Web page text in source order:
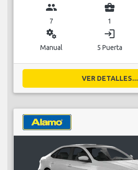
group
7
business_center
1
miscellaneous_services
Manual
login
5 Puerta
VER DETALLES...